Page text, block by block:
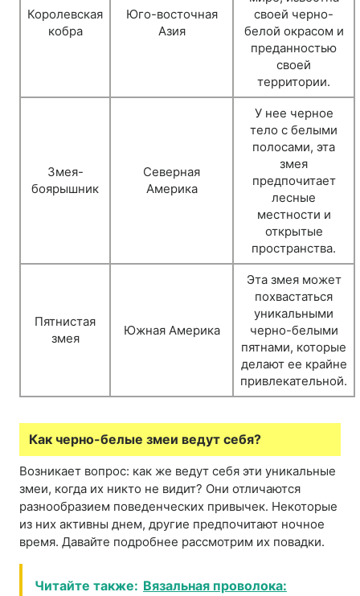
Королевская
кобра
Юго-восточная
Азия
своей черно-
белой окрасом и
преданностью
своей
территории.
Змея-
боярышник
Северная
Америка
У нее черное
тело с белыми
полосами, эта
змея
предпочитает
лесные
местности и
открытые
пространства.
Пятнистая
змея
Южная Америка
Эта змея может
похвастаться
уникальными
черно-белыми
пятнами, которые
делают ее крайне
привлекательной.
Как черно-белые змеи ведут себя?
Возникает вопрос: как же ведут себя эти уникальные
змеи, когда их никто не видит? Они отличаются
разнообразием поведенческих привычек. Некоторые
из них активны днем, другие предпочитают ночное
время. Давайте подробнее рассмотрим их повадки.
Читайте также: Вязальная проволока: